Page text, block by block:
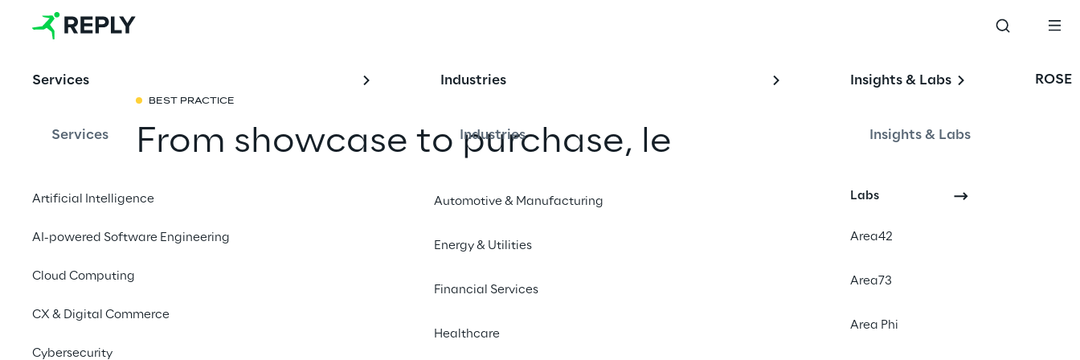
Services
Services
Artificial Intelligence
AI-powered Software Engineering
Cloud Computing
CX & Digital Commerce
Cybersecurity
Industries
Industries
Automotive & Manufacturing
Energy & Utilities
Financial Services
Healthcare
Insights & Labs
Insights & Labs
Labs
Area42
Area73
Area Phi
ROSE
BEST PRACTICE
From showcase to purchase, le